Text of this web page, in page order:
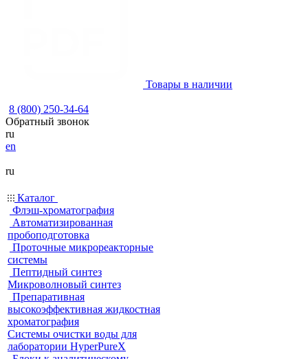
Товары в наличии
8 (800) 250-34-64
Обратный звонок
ru
en
ru
Каталог
Флэш-хроматография
Автоматизированная
пробоподготовка
Проточные микрореакторные
системы
Пептидный синтез
Микроволновый синтез
Препаративная
высокоэффективная жидкостная
хроматография
Системы очистки воды для
лаборатории HyperPureX